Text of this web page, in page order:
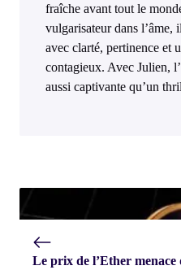
fraîche avant tout le
vulgarisateur dans l’âme,
avec clarté, pertinence et
contagieux. Avec Julien,
aussi captivante qu’un
Le prix de l’Ether menace